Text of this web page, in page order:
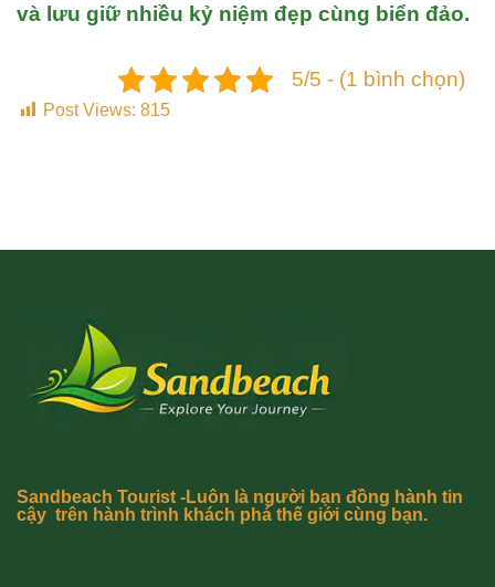
và lưu giữ nhiều kỷ niệm đẹp cùng biển đảo.
5/5 - (1 bình chọn)
Post Views: 815
Sandbeach Tourist -Luôn là người bạn đồng hành tin
cậy trên hành trình khách phá thế giới cùng bạn.